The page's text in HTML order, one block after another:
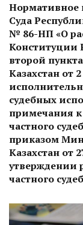
Нормативное
Суда
№ 86-НП «О
Конституции
второй
Казахстан от
судебных
примечания к
частного
приказом
Казахстан от
утверждении
частного